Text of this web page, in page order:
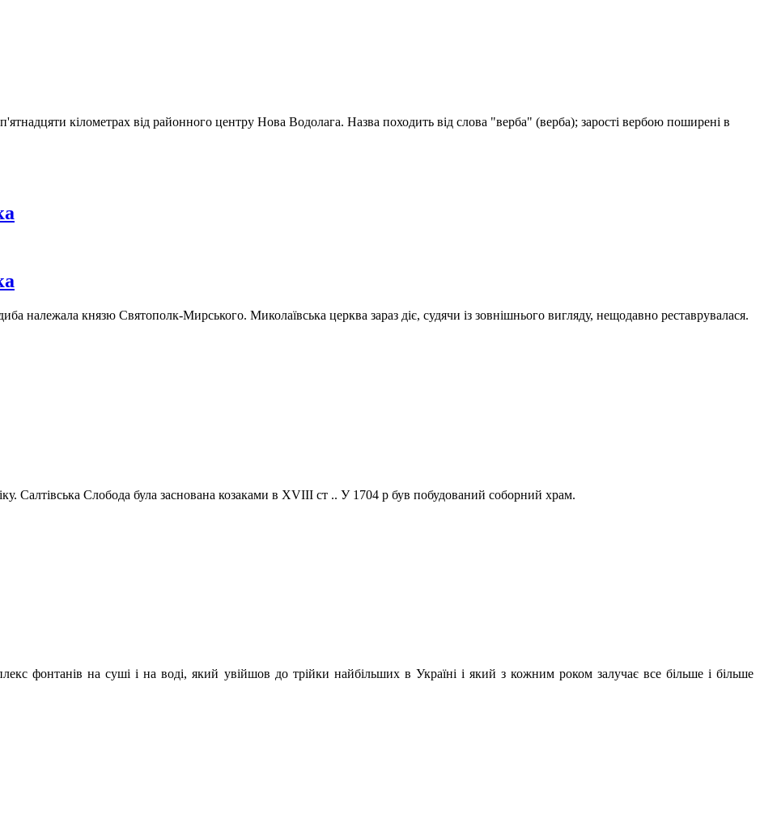
кілометрах від районного центру Нова Водолага. Назва походить від слова "верба" ​​(верба); зарості вербою поширені в
належала князю Святополк-Мирського. Миколаївська церква зараз діє, судячи із зовнішнього вигляду, нещодавно реставрувалася.
Салтівська Слобода була заснована козаками в XVIII ст .. У 1704 р був побудований соборний храм.
фонтанів на суші і на воді, який увійшов до трійки найбільших в Україні і який з кожним роком залучає все більше і більше